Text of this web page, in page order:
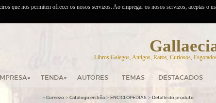
Libros Galegos, Antigos, Raros, Curiosos,
TENDA AUTORES TEMAS DESTACADOS
:: Comezo > Catálogo en liña > ENCICLOPEDIAS > Detalle do produto
que nos permiten ofrecer os nosos servizos. Ao empregar os nosos servizos, aceptas o